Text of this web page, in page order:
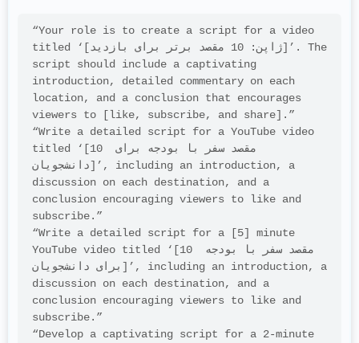
“Your role is to create a script for a video
titled ‘[ژاپن: 10 مقصد برتر برای بازدید]’. The
script should include a captivating
introduction, detailed commentary on each
location, and a conclusion that encourages
viewers to [like, subscribe, and share].”
“Write a detailed script for a YouTube video
titled ‘[10 مقصد سفر با بودجه برای
دانشجویان]’, including an introduction, a
discussion on each destination, and a
conclusion encouraging viewers to like and
subscribe.”
“Write a detailed script for a [5] minute
YouTube video titled ‘[10 مقصد سفر با بودجه
برای دانشجویان]’, including an introduction, a
discussion on each destination, and a
conclusion encouraging viewers to like and
subscribe.”
“Develop a captivating script for a 2-minute